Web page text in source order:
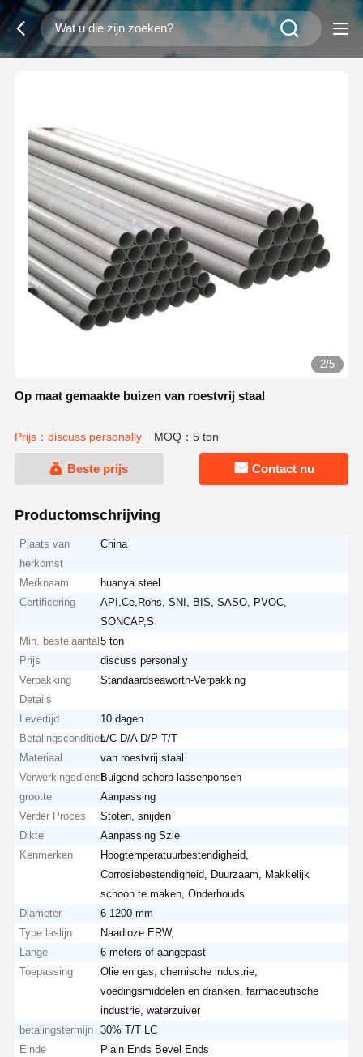
2/5
Op maat gemaakte buizen van roestvrij staal
Prijs：discuss personally MOQ：5 ton
Beste prijs Contact nu
Productomschrijving
Plaats van
herkomst
China
Merknaam
huanya steel
Certificering
API,Ce,Rohs, SNI, BIS, SASO, PVOC,
SONCAP,S
Min. bestelaantal 5 ton
Prijs
discuss personally
Verpakking
Details
Standaardseaworth-Verpakking
Levertijd
10 dagen
BetalingsconditiesL/C D/A D/P T/T
Materiaal
van roestvrij staal
VerwerkingsdienstBuigend scherp lassenponsen
grootte
Aanpassing
Verder Proces
Stoten, snijden
Dikte
Aanpassing Szie
Kenmerken
Hoogtemperatuurbestendigheid,
Corrosiebestendigheid, Duurzaam, Makkelijk
schoon te maken, Onderhouds
Diameter
6-1200 mm
Type laslijn
Naadloze ERW,
Lange
6 meters of aangepast
Toepassing
Olie en gas, chemische industrie,
voedingsmiddelen en dranken, farmaceutische
industrie, waterzuiver
betalingstermijn
30% T/T LC
Einde
Plain Ends Bevel Ends